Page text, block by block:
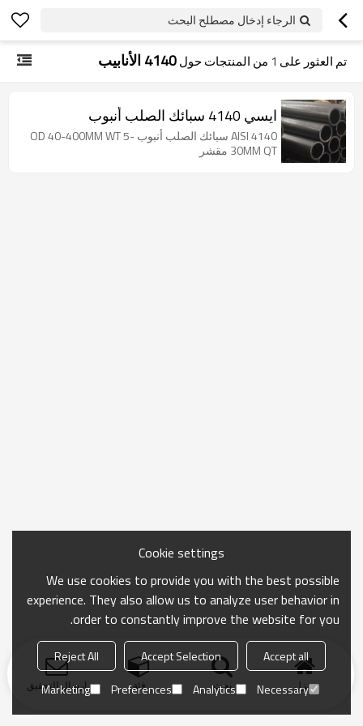
الرجاء إدخال مصطلح البحث
تم العثور على 1 من المنتجات حول4140 الأنابيب
ايسي 4140 سبائك الصلب أنبوب
AISI 4140 سبائك الصلب أنبوب OD 40-400MM WT 5-
30MM QT مقشر
منزل بحث فئة ارسال التحقيق
Cookie settings
We use cookies to provide you with the best possible
experience. They also allow us to analyze user behavior in
order to constantly improve the website for you.
Accept all
Accept Selection
Reject All
Necessary
Analytics
Preferences
Marketing